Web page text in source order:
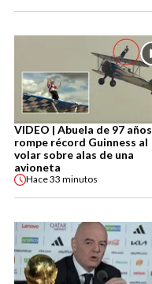
VIDEO | Abuela de 97 años
rompe récord Guinness al
volar sobre alas de una
avioneta
Hace33 minutos